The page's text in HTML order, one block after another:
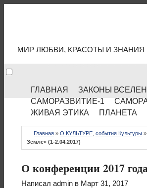
МИР ЛЮБВИ, КРАСОТЫ И ЗНАНИЯ
ГЛАВНАЯ ЗАКОНЫ
САМОРАЗВИТИЕ-1
ЖИВАЯ ЭТИКА
ПЛАНЕТА
Главная » О КУЛЬТУРЕ события Культуры »
Земле» (1-2.04.2017)
О конференции 2017
Написал admin в Март 31, 2017